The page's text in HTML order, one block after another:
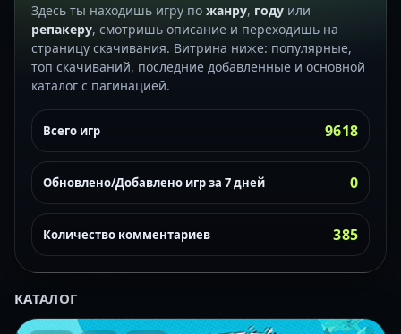
Здесь ты находишь игру по жанру, году или
репакеру, смотришь описание и переходишь на
страницу скачивания. Витрина ниже: популярные,
топ скачиваний, последние добавленные и основной
каталог с пагинацией.
Всего игр 9618
Обновлено/Добавлено игр за 7 дней 0
Количество комментариев 385
КАТАЛОГ